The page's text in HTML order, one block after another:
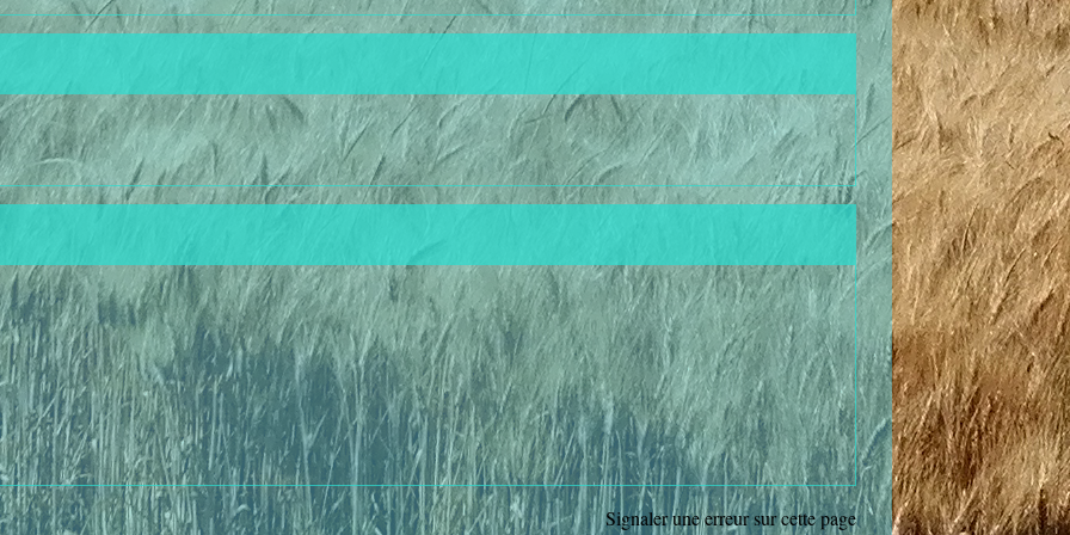
Signaler une erreur sur cette page